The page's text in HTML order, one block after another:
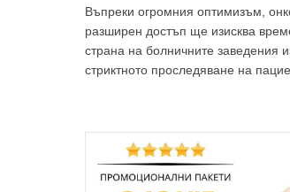
Въпреки огромния оптимизъм,
разширен достъп ще изисква
страна на болничните заведения
стриктното проследяване на